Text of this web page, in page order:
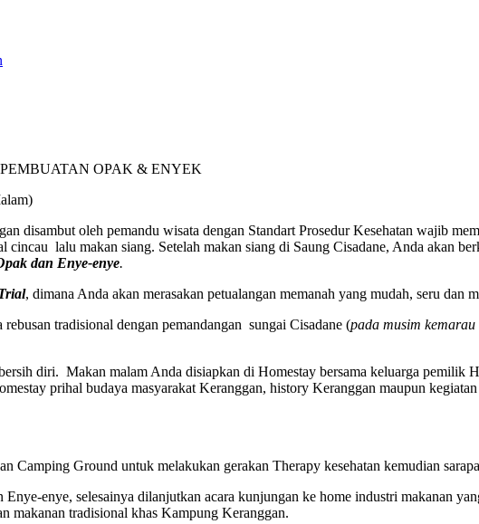
OPAK & ENYEK
disambut oleh pemandu wisata dengan Standart Prosedur Kesehatan wajib
lalu makan siang. Setelah makan siang di Saung Cisadane, Anda akan
dan Enye-enye.
, dimana Anda akan merasakan petualangan memanah yang mudah, seru dan
tradisional dengan pemandangan sungai Cisadane (pada musim
diri. Makan malam Anda disiapkan di Homestay bersama keluarga pemilik
prihal budaya masyarakat Keranggan, history Keranggan maupun
Camping Ground untuk melakukan gerakan Therapy kesehatan kemudian
enye, selesainya dilanjutkan acara kunjungan ke home industri makanan
makanan tradisional khas Kampung Keranggan.